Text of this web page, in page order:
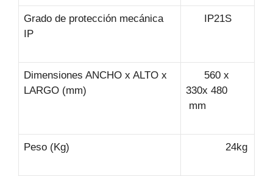
Grado de protección mecánica
IP
IP21S
Dimensiones ANCHO x ALTO x
LARGO (mm)
560 x
330x 480
mm
Peso (Kg) 24kg